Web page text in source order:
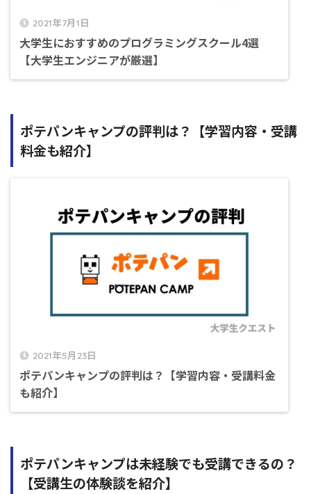
2021年7月1日
大学生におすすめのプログラミングスクール4選
【大学生エンジニアが厳選】
ポテパンキャンプの評判は？【学習内容・受講
料金も紹介】
2021年5月23日
ポテパンキャンプの評判は？【学習内容・受講料金
も紹介】
ポテパンキャンプは未経験でも受講できるの？
【受講生の体験談を紹介】